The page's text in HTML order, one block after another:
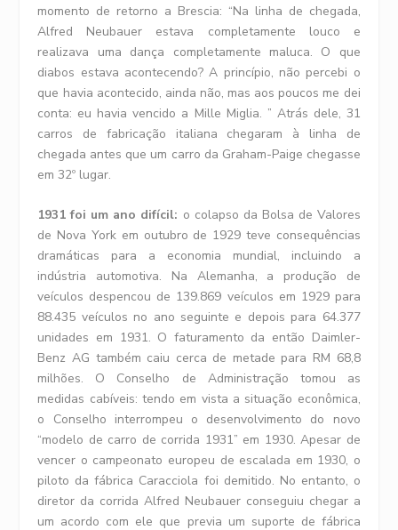
momento de retorno a Brescia: “Na linha de chegada,
Alfred Neubauer estava completamente louco e
realizava uma dança completamente maluca. O que
diabos estava acontecendo? A princípio, não percebi o
que havia acontecido, ainda não, mas aos poucos me dei
conta: eu havia vencido a Mille Miglia. ” Atrás dele, 31
carros de fabricação italiana chegaram à linha de
chegada antes que um carro da Graham-Paige chegasse
em 32º lugar.
1931 foi um ano difícil: o colapso da Bolsa de Valores
de Nova York em outubro de 1929 teve consequências
dramáticas para a economia mundial, incluindo a
indústria automotiva. Na Alemanha, a produção de
veículos despencou de 139.869 veículos em 1929 para
88.435 veículos no ano seguinte e depois para 64.377
unidades em 1931. O faturamento da então Daimler-
Benz AG também caiu cerca de metade para RM 68,8
milhões. O Conselho de Administração tomou as
medidas cabíveis: tendo em vista a situação econômica,
o Conselho interrompeu o desenvolvimento do novo
“modelo de carro de corrida 1931” em 1930. Apesar de
vencer o campeonato europeu de escalada em 1930, o
piloto da fábrica Caracciola foi demitido. No entanto, o
diretor da corrida Alfred Neubauer conseguiu chegar a
um acordo com ele que previa um suporte de fábrica